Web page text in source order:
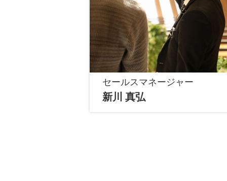
セールスマネージャー
新川 真弘